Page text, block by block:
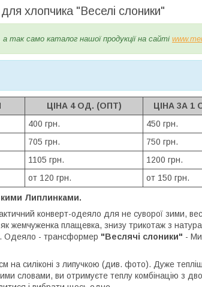
хлопчика "Веселі слоники"
, а так само каталог нашої продукції на сайті
ЦІНА 4 ОД. (ОПТ)
ЦІНА 3А 1
400 грн.
450 грн.
705 грн.
750 грн.
1105 грн.
1200 грн.
от 120 грн. от 150 грн.
Липлинками.
конверт-одеяло для не суворої зими,
жемчуженка плащевка, знизу трикотаж з
Одеяло - трансформер "Веслячі слоники" -
на силіконі з липучкою (див. фото). Дуже
словами, ви отримуєте теплу комбінацію з